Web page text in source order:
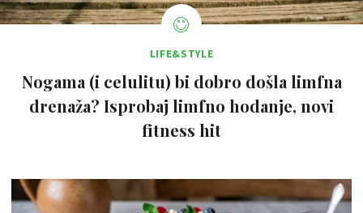
LIFE&STYLE
Nogama (i celulitu) bi dobro došla limfna
drenaža? Isprobaj limfno hodanje, novi
fitness hit